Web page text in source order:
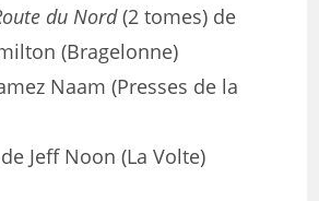
du Nord(2 tomes) de
(Bragelonne)
Naam (Presses de la
de Jeff Noon (La Volte)